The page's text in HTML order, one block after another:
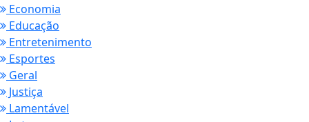
Economia
Educação
Entretenimento
Esportes
Geral
Justiça
Lamentável